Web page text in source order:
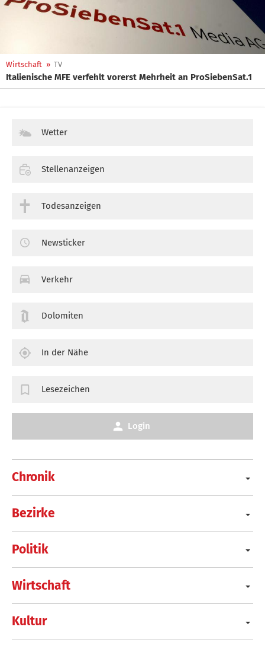
Wirtschaft » TV
Italienische MFE verfehlt vorerst Mehrheit an ProSiebenSat.1
Chronik
Bezirke
Politik
Wirtschaft
Kultur
Wetter
Stellenanzeigen
Todesanzeigen
Newsticker
Verkehr
Dolomiten
In der Nähe
Lesezeichen
Login